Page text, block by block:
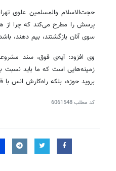
پرسش را مطرح می‌کند که چرا از
سوی آنان بازگشتند، بیم دهند،
وی افزود: آیه‌ی فوق، سند
زمینه‌هایی است که ما باید نسبت
بروید حوزه، بلکه راه‌کارش انس
کد مطلب6061548